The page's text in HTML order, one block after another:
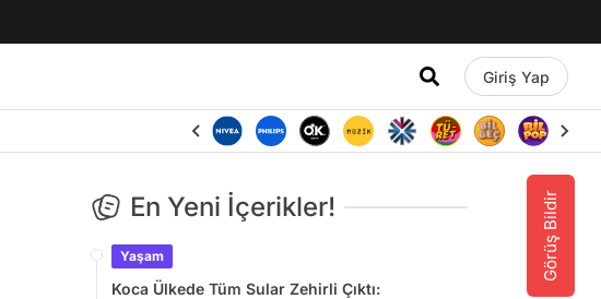
Giriş Yap
Görüş Bildir
En Yeni İçerikler!
Yaşam
Koca Ülkede Tüm Sular Zehirli Çıktı: